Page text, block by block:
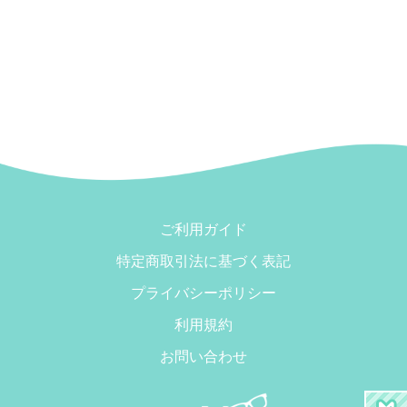
ご利用ガイド
特定商取引法に基づく表記
プライバシーポリシー
利用規約
お問い合わせ